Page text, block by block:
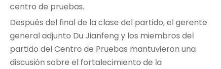
centro de pruebas.
Después del final de la clase del partido, el gerente
general adjunto Du Jianfeng y los miembros del
partido del Centro de Pruebas mantuvieron una
discusión sobre el fortalecimiento de la